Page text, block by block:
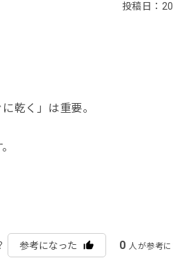
投稿日：
乾く」は重要。
参考になった 0 人が参考